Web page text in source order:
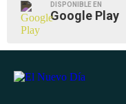
DISPONIBLE EN
Google Play